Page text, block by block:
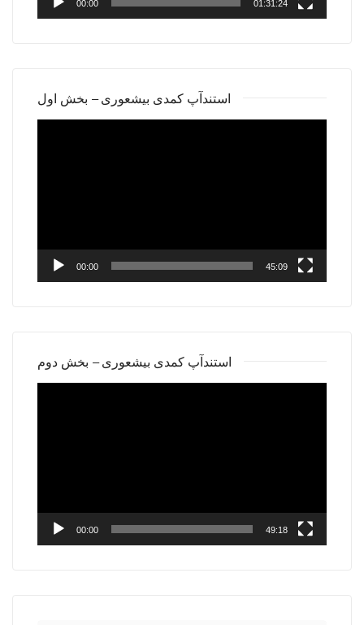
00:00 01:31:24
استندآپ کمدی بیشعوری – بخش اول
00:00 45:09
استندآپ کمدی بیشعوری – بخش دوم
00:00 49:18